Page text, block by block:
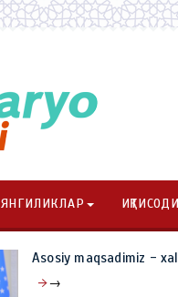
ЯНГИЛИКЛАР
Asosiy maqsadimiz -
→